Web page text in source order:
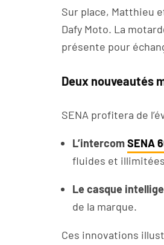
Sur place, Matthieu
Dafy Moto. La
présente pour
Deux nouveautés
SENA profitera de
L’intercomSENA
fluides et
Le casque
de la marque.
Ces innovations